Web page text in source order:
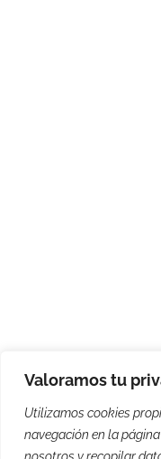
Valoramos tu
Utilizamos cookies
navegación en la